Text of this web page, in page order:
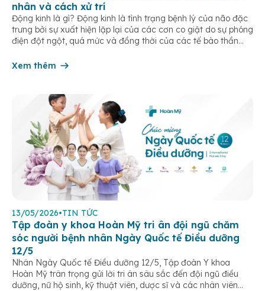
nhân và cách xử trí
Động kinh là gì? Động kinh là tình trạng bệnh lý của não đặc
trưng bởi sự xuất hiện lặp lại của các cơn co giật do sự phóng
điện đột ngột, quá mức và đồng thời của các tế bào thần
Xem thêm
13/05/2026•TIN TỨC
Tập đoàn y khoa Hoàn Mỹ tri ân đội ngũ chăm
sóc người bệnh nhân Ngày Quốc tế Điều dưỡng
12/5
Nhân Ngày Quốc tế Điều dưỡng 12/5, Tập đoàn Y khoa
Hoàn Mỹ trân trọng gửi lời tri ân sâu sắc đến đội ngũ điều
dưỡng, nữ hộ sinh, kỹ thuật viên, dược sĩ và các nhân viên